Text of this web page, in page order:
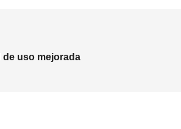
uso mejorada